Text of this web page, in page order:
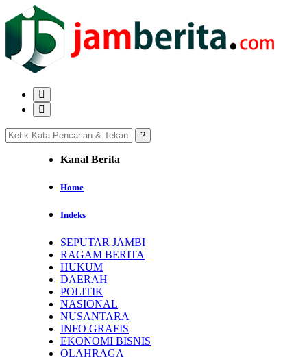
Kanal Berita
Home
Indeks
SEPUTAR JAMBI
RAGAM BERITA
HUKUM
DAERAH
POLITIK
NASIONAL
NUSANTARA
INFO GRAFIS
EKONOMI BISNIS
OLAHRAGA